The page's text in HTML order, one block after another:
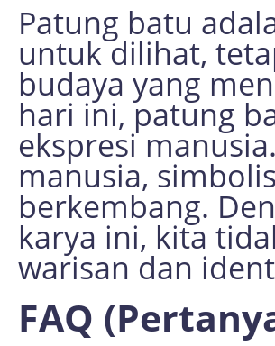
Patung batu
untuk dilihat,
budaya yang
hari ini, patung
ekspresi
manusia,
berkembang.
karya ini, kita
warisan dan
FAQ